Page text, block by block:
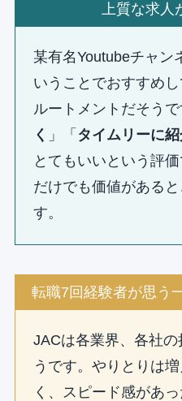
上質な求人
某有名Youtubeチャン
いうことでおすすめ
ルートメントだそう
く 」「 タイムリーに紹
とてもいいという評
だけでも価値がある
す。
転職7回経験者が思う
JACは各業界、各社
うです。やりとりは
く、スピード感があ